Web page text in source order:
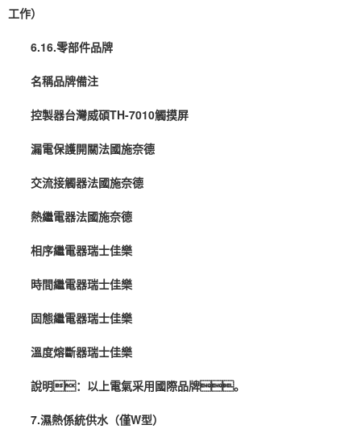
工作）
6.16.零部件品牌
名稱品牌備注
控製器台灣威碩TH-7010觸摸屏
漏電保護開關法國施奈德
交流接觸器法國施奈德
熱繼電器法國施奈德
相序繼電器瑞士佳樂
時間繼電器瑞士佳樂
固態繼電器瑞士佳樂
溫度熔斷器瑞士佳樂
說明：以上電氣采用國際品牌。
7.濕熱係統供水（僅W型）